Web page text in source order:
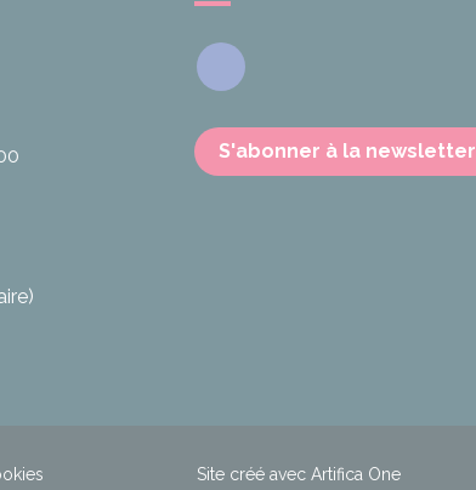
Facebook
S'abonner à la newsletter
Site créé avec Artifica One